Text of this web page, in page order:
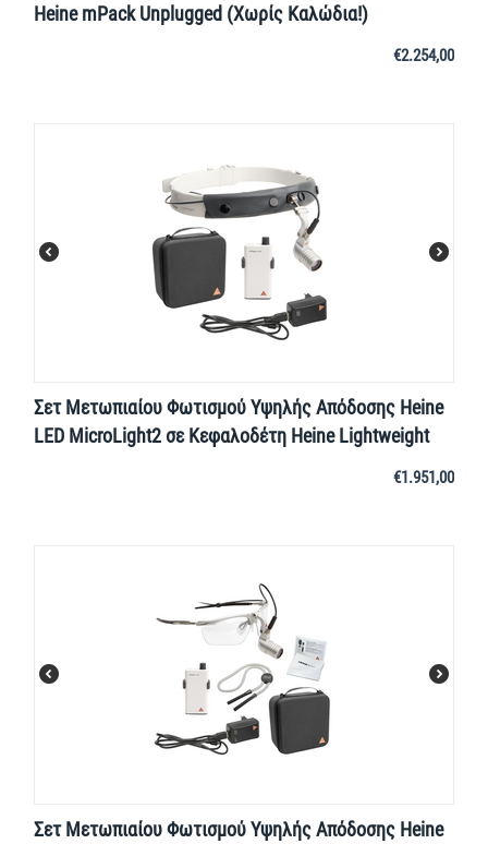
Heine mPack Unplugged (Χωρίς Καλώδια!)
€2.254,00
Σετ Μετωπιαίου Φωτισμού Υψηλής Απόδοσης Heine
LED MicroLight2 σε Κεφαλοδέτη Heine Lightweight
€1.951,00
Σετ Μετωπιαίου Φωτισμού Υψηλής Απόδοσης Heine